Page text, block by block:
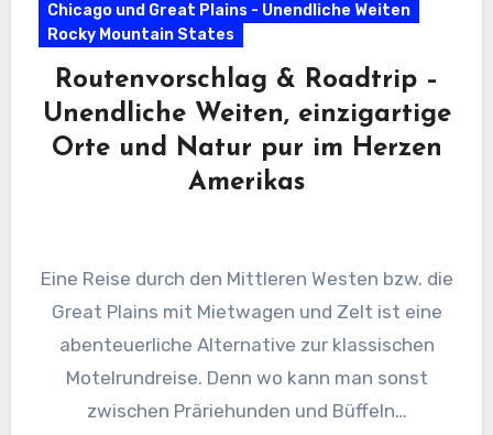
Chicago und Great Plains - Unendliche Weiten
Rocky Mountain States
Routenvorschlag & Roadtrip –
Unendliche Weiten, einzigartige
Orte und Natur pur im Herzen
Amerikas
Eine Reise durch den Mittleren Westen bzw. die
Great Plains mit Mietwagen und Zelt ist eine
abenteuerliche Alternative zur klassischen
Motelrundreise. Denn wo kann man sonst
zwischen Präriehunden und Büffeln…